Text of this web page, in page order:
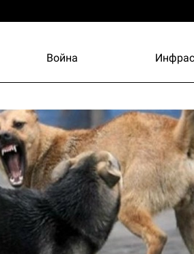
Война